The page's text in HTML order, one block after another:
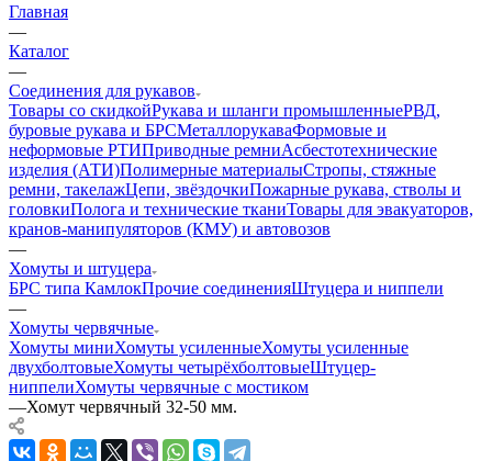
Главная
—
Каталог
—
Соединения для рукавов
Товары со скидкойРукава и шланги промышленныеРВД,
буровые рукава и БРСМеталлорукаваФормовые и
неформовые РТИПриводные ремниАсбестотехнические
изделия (АТИ)Полимерные материалыСтропы, стяжные
ремни, такелажЦепи, звёздочкиПожарные рукава, стволы и
головкиПолога и технические тканиТовары для эвакуаторов,
кранов-манипуляторов (КМУ) и автовозов
—
Хомуты и штуцера
БРС типа КамлокПрочие соединенияШтуцера и ниппели
—
Хомуты червячные
Хомуты миниХомуты усиленныеХомуты усиленные
двухболтовыеХомуты четырёхболтовыеШтуцер-
ниппелиХомуты червячные с мостиком
—Хомут червячный 32-50 мм.